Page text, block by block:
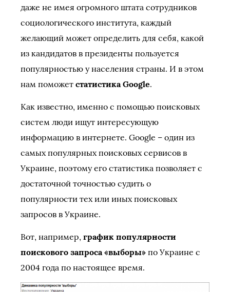
даже не имея огромного штата сотрудников
социологического института, каждый
желающий может определить для себя, какой
из кандидатов в президенты пользуется
популярностью у населения страны. И в этом
нам поможет статистика Google.
Как известно, именно с помощью поисковых
систем люди ищут интересующую
информацию в интернете. Google – один из
самых популярных поисковых сервисов в
Украине, поэтому его статистика позволяет с
достаточной точностью судить о
популярности тех или иных поисковых
запросов в Украине.
Вот, например, график популярности
поискового запроса «выборы» по Украине с
2004 года по настоящее время.